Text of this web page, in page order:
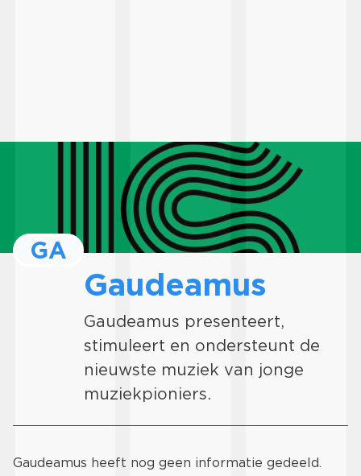
GA
Gaudeamus
Gaudeamus presenteert,
stimuleert en ondersteunt de
nieuwste muziek van jonge
muziekpioniers.
Gaudeamus heeft nog geen informatie gedeeld.